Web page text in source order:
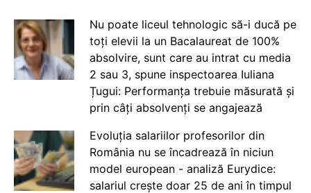
Nu poate liceul tehnologic să-i ducă pe
toți elevii la un Bacalaureat de 100%
absolvire, sunt care au intrat cu media
2 sau 3, spune inspectoarea Iuliana
Țugui: Performanța trebuie măsurată și
prin câți absolvenți se angajează
Evoluția salariilor profesorilor din
România nu se încadrează în niciun
model european - analiză Eurydice:
salariul crește doar 25 de ani în timpul